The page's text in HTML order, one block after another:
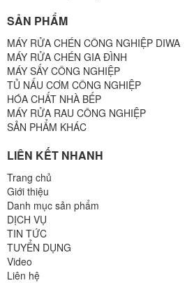
SẢN PHẨM
MÁY RỬA CHÉN CÔNG NGHIỆP DIWA
MÁY RỬA CHÉN GIA ĐÌNH
MÁY SẤY CÔNG NGHIỆP
TỦ NẤU CƠM CÔNG NGHIỆP
HÓA CHẤT NHÀ BẾP
MÁY RỬA RAU CÔNG NGHIỆP
SẢN PHẨM KHÁC
LIÊN KẾT NHANH
Trang chủ
Giới thiệu
Danh mục sản phẩm
DỊCH VỤ
TIN TỨC
TUYỂN DỤNG
Video
Liên hệ